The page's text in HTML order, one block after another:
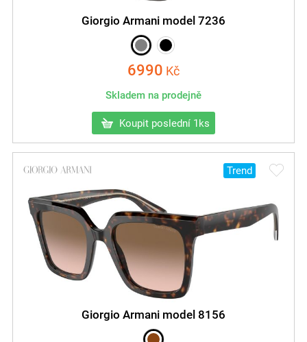
Giorgio Armani model 7236
6990 Kč
Skladem na prodejně
Koupit poslední 1ks
Trend
Giorgio Armani model 8156